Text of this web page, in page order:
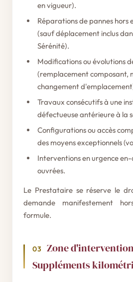
en vigueur).
Réparations de pannes hors
(sauf déplacement inclus
Sérénité).
Modifications ou évolutions
(remplacement composant,
changement
Travaux consécutifs à une
défectueuse antérieure à la
Configurations ou accès
des moyens exceptionnels
Interventions en urgence
ouvrées.
Le Prestataire se réserve le
demande manifestement
formule.
03
Zone
Suppléments